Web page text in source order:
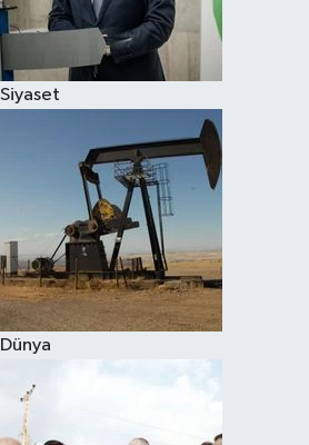
Siyaset
Dünya
Spor
Çocuk
Eğitim
Hava Durumu
Kadın
Kültür Sanat